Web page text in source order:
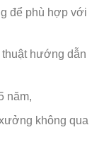
để phù hợp với
hướng dẫn
năm,
không qua